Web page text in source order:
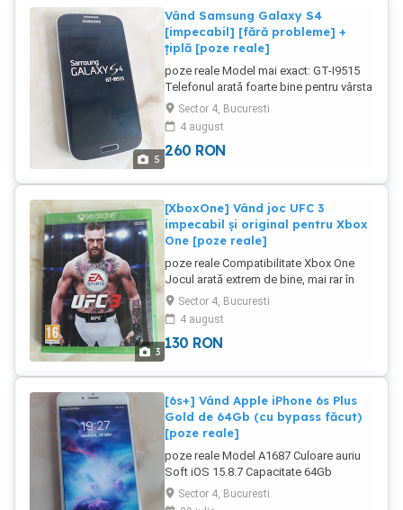
Android și se mișcă excelent Meniul
este în limba română În cască se aude
tare și clar Cititorul de amprente este
funcțional Telefonul este unul foarte
fiabil Prețul afișat este pentru amândouă
la pachet
5
Vând Samsung Galaxy S4
[impecabil] [fără probleme] +
țiplă [poze reale]
poze reale Model mai exact: GT-I9515
Telefonul arată foarte bine pentru vârsta
lui, are chiar și folie de protecție aplicată
pe ecran Funcționează perfect și este
liber de rețea Rulează Android și se
mișcă excelent Meniul este în limba
Anunțul se adresează colecționarilor dar
nu numai
Sector 4, Bucuresti
4 august
260 RON
3
[XboxOne] Vând joc UFC 3
impecabil și original pentru Xbox
One [poze reale]
poze reale Compatibilitate Xbox One
Jocul arată extrem de bine, mai rar în
această stare Rulează perfect Limba
engleză Super grafică Vine în carcasa
lui originală alături de niște flyere Jocul
provine din colecția mea personală pe
Sector 4, Bucuresti
4 august
130 RON
[6s+] Vând Apple iPhone 6s Plus
Gold de 64Gb (cu bypass făcut)
[poze reale]
poze reale Model A1687 Culoare auriu
Soft iOS 15.8.7 Capacitate 64Gb
Sănătate baterie 82% Telefonul arată
foarte foarte bine, are folie de protecție
Sector 4, Bucuresti